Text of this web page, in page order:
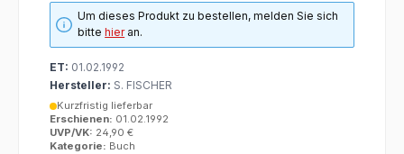
Um dieses Produkt zu bestellen, melden Sie sich
bittehieran.
ET: 01.02.1992
Hersteller: S. FISCHER
Kurzfristig lieferbar
Erschienen: 01.02.1992
UVP/VK: 24,90 €
Kategorie: Buch